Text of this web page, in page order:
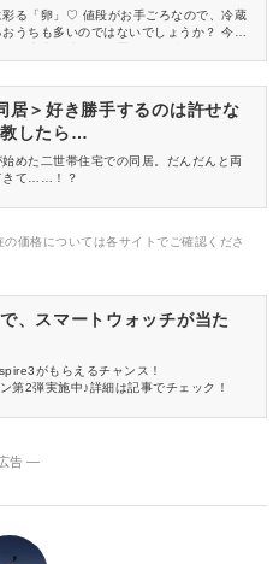
彩る「卵」♡ 値段がお手ごろなので、冷蔵
うちも多いのではないでしょうか？ 今回
居＞好き勝手するのは許せな
したら…
めた二世帯住宅での同居。だんだんと両
きて……！？
価格については各サイトでご確認くださ
、スマートウォッチが当た
がもらえるチャンス！
第2弾実施中♪詳細は記事でチェック！
告 ―